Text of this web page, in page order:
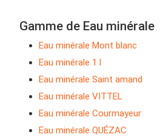
Gamme de Eau minérale
Eau minérale Mont blanc
Eau minérale 1 l
Eau minérale Saint amand
Eau minérale VITTEL
Eau minérale Courmayeur
Eau minérale QUÉZAC